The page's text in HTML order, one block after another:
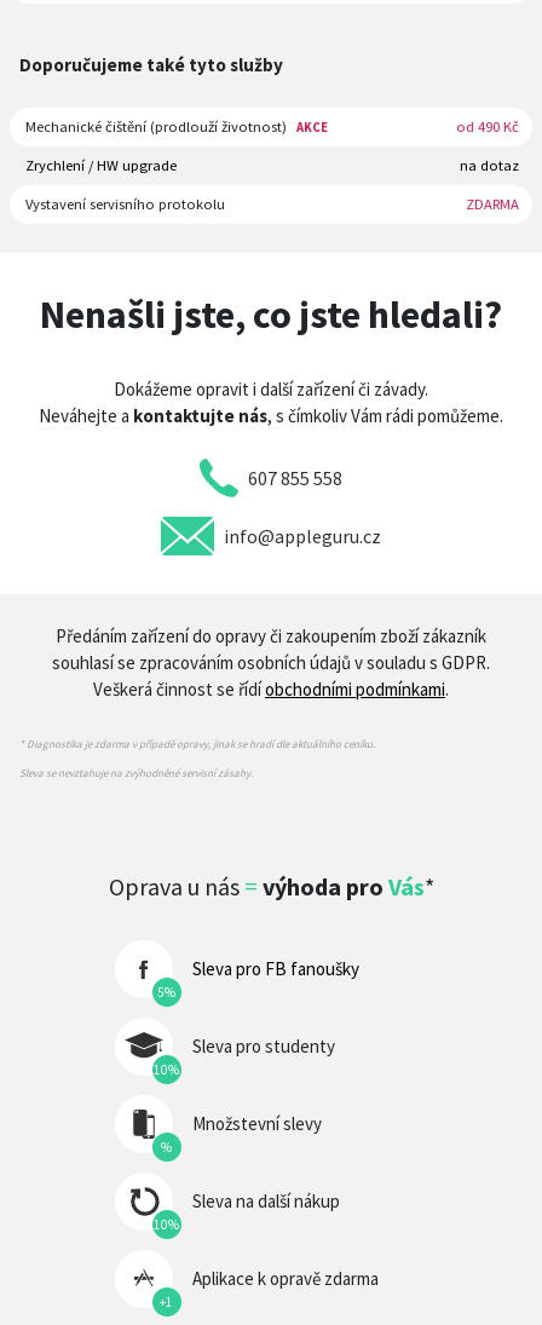
Doporučujeme také tyto služby
Mechanické čištění (prodlouží životnost) AKCE od 490 Kč
Zrychlení / HW upgrade na dotaz
Vystavení servisního protokolu ZDARMA
Nenašli jste, co jste hledali?
Dokážeme opravit i další zařízení či závady.
Neváhejte a kontaktujte nás, s čímkoliv Vám rádi pomůžeme.
607 855 558
info@appleguru.cz
Předáním zařízení do opravy či zakoupením zboží zákazník
souhlasí se zpracováním osobních údajů v souladu s GDPR.
Veškerá činnost se řídíobchodními podmínkami.
* Diagnostika je zdarma v případě opravy, jinak se hradí dle aktuálního ceníku.
Sleva se nevztahuje na zvýhodněné servisní zásahy.
Oprava u nás = výhoda pro Vás*
5%
Sleva pro FB fanoušky
10%
Sleva pro studenty
%
Množstevní slevy
10%
Sleva na další nákup
+1
Aplikace k opravě zdarma